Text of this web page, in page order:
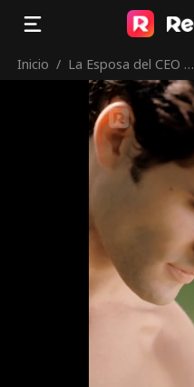
Inicio / La Esposa del CEO es
Poderosa